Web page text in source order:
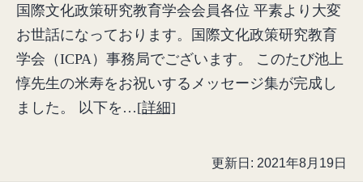
国際文化政策研究教育学会会員各位 平素より大変
お世話になっております。国際文化政策研究教育
学会（ICPA）事務局でございます。 このたび池上
惇先生の米寿をお祝いするメッセージ集が完成し
ました。 以下を…[詳細]
更新日: 2021年8月19日